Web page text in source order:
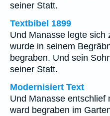
seiner Statt.
Textbibel 1899
Und Manasse legte sich
wurde in seinem
begraben. Und sein
seiner Statt.
Modernisiert Text
Und Manasse entschlief
ward begraben im